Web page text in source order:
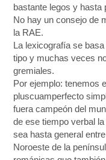
bastante legos y hasta
No hay un consejo de
la RAE.
La lexicografía se
tipo y muchas veces
gremiales.
Por ejemplo: tenemos
pluscuamperfecto
fuera campeón del
de ese tiempo verbal
sea hasta general
Noroeste de la